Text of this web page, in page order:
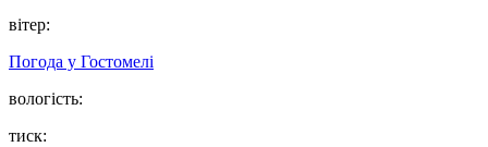
вітер:
Погода у Гостомелі
вологість:
тиск: